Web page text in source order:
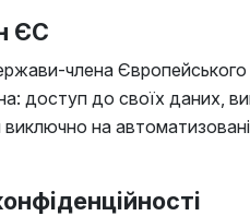
ЄС
члена
доступ до своїх даних,
на